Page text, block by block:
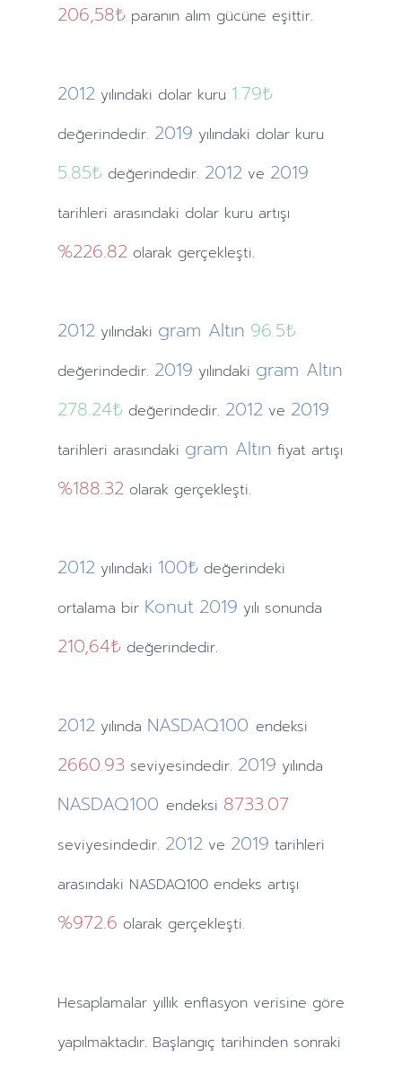
206,58₺ paranın alım gücüne eşittir.
2012 yılındaki dolar kuru 1.79₺
değerindedir. 2019 yılındaki dolar kuru
5.85₺değerindedir. 2012 ve 2019
tarihleri arasındaki dolar kuru artışı
%226.82olarak gerçekleşti.
2012 yılındaki gram Altın 96.5₺
değerindedir. 2019 yılındaki gram Altın
278.24₺değerindedir. 2012 ve 2019
tarihleri arasındaki gram Altın fiyat artışı
%188.32olarak gerçekleşti.
2012 yılındaki 100₺ değerindeki
ortalama bir Konut 2019 yılı sonunda
210,64₺ değerindedir.
2012 yılında NASDAQ100 endeksi
2660.93 seviyesindedir. 2019 yılında
NASDAQ100 endeksi 8733.07
seviyesindedir. 2012 ve 2019 tarihleri
arasındaki NASDAQ100 endeks artışı
%972.6 olarak gerçekleşti.
Hesaplamalar yıllık enflasyon verisine göre
yapılmaktadır. Başlangıç tarihinden sonraki